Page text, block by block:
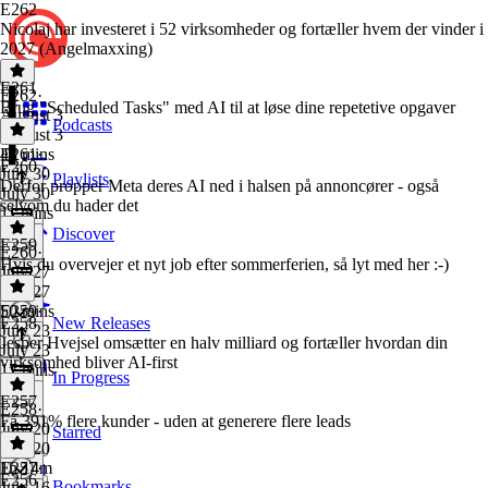
Podcasts
Playlists
Discover
New Releases
In Progress
Starred
E262
Nicolaj har investeret i 52 virksomheder og fortæller hvem der vinder i
2027 (Angelmaxxing)
E262·
August 3
August 3
43 mins
E261
Brug "Scheduled Tasks" med AI til at løse dine repetetive opgaver
E261·
July 30
July 30
11 mins
E260
Derfor propper Meta deres AI ned i halsen på annoncører - også
selvom du hader det
E260·
July 27
July 27
50 mins
E259
Hvis du overvejer et nyt job efter sommerferien, så lyt med her :-)
E259·
July 23
July 23
17 mins
E258
Jesper Hvejsel omsætter en halv milliard og fortæller hvordan din
virksomhed bliver AI-first
E258·
July 20
July 20
1h 14m
E257
Få 391% flere kunder - uden at generere flere leads
E257·
E256